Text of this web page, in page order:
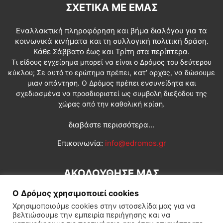
ΣΧΕΤΙΚΆ ΜΕ ΕΜΆΣ
Εναλλακτική πληροφόρηση και βήμα διαλόγου για τα
κοινωνικά κινήματα και τη συλλογική πολιτική δράση.
Κάθε Σάββατο έως και Τρίτη στα περίπτερα.
Τι είδους εγχείρημα μπορεί να είναι ο Δρόμος του δεύτερου
κύκλου; Σε αυτό το ερώτημα πρέπει, κατ’ αρχάς, να δώσουμε
μιαν απάντηση. Ο Δρόμος πρέπει ενσυνείδητα και
σχεδιασμένα να προσδιοριστεί ως συμβολή διεξόδου της
χώρας από την καθολική κρίση.
διαβάστε περισσότερα...
Επικοινωνία: info@edromos.gr
ΑΚΟΛΟΥΘΗΣΕ ΜΑΣ
Ο Δρόμος χρησιμοποιεί cookies
Χρησιμοποιούμε cookies στην ιστοσελίδα μας για να
βελτιώσουμε την εμπειρία περιήγησης και να